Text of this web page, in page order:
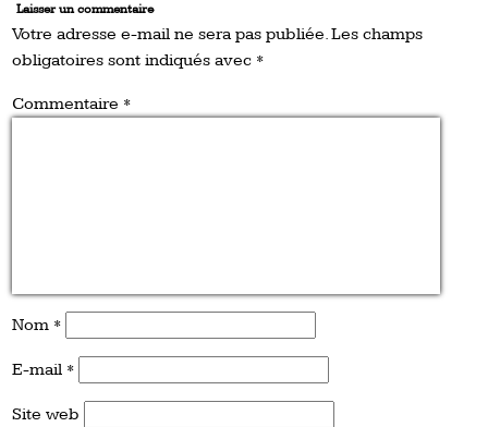
Laisser un commentaire
Votre adresse e-mail ne sera pas publiée.Les champs
obligatoires sont indiqués avec *
Commentaire *
Nom *
E-mail *
Site web